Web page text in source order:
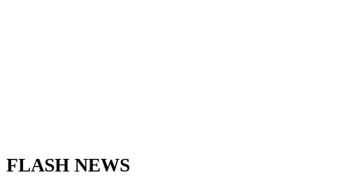
FLASH NEWS